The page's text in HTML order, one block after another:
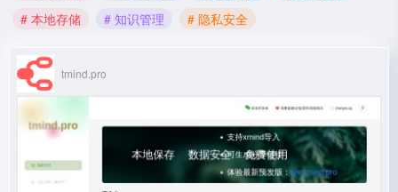
# 本地存储
# 知识管理 # 隐私安全
tmind.pro